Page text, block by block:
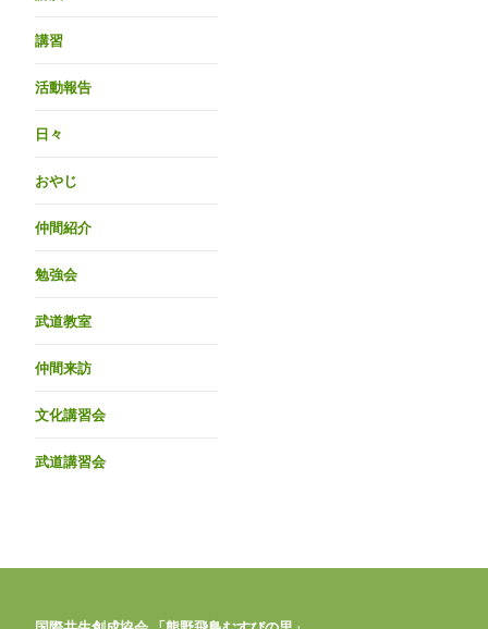
講習
活動報告
日々
おやじ
仲間紹介
勉強会
武道教室
仲間来訪
文化講習会
武道講習会